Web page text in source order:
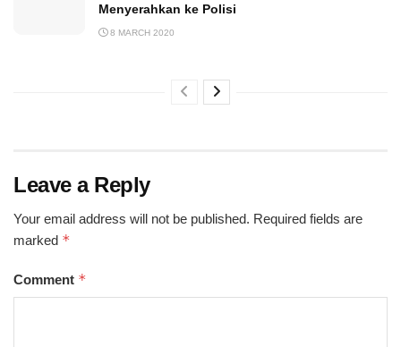
Menyerahkan ke Polisi
8 MARCH 2020
Leave a Reply
Your email address will not be published. Required fields are
marked *
Comment *